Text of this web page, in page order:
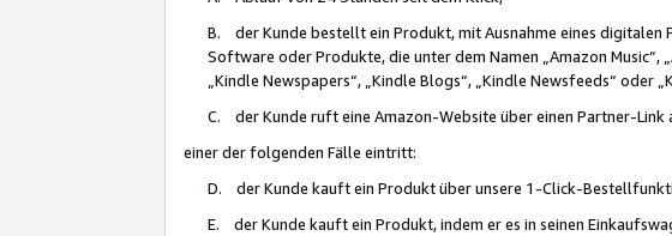
B. der Kunde bestellt ein Produkt, mit Ausnahme eines digitalen
Software oder Produkte, die unter dem Namen „Amazon Music“,
„Kindle Newspapers“, „Kindle Blogs“, „Kindle Newsfeeds“ oder
C. der Kunde ruft eine Amazon-Website über einen Partner-Link
einer der folgenden Fälle eintritt:
D. der Kunde kauft ein Produkt über unsere 1-Click-
E. der Kunde kauft ein Produkt, indem er es in seinen